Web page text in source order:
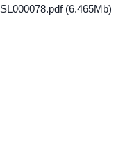
SL000078.pdf (6.465Mb)